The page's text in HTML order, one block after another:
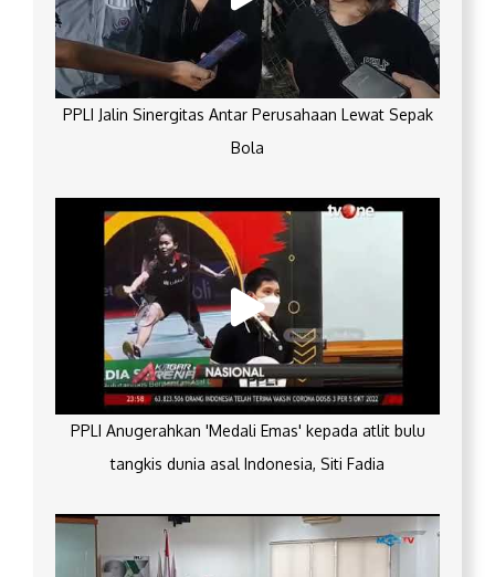
PPLI Jalin Sinergitas Antar Perusahaan Lewat Sepak
Bola
PPLI Anugerahkan 'Medali Emas' kepada atlit bulu
tangkis dunia asal Indonesia, Siti Fadia